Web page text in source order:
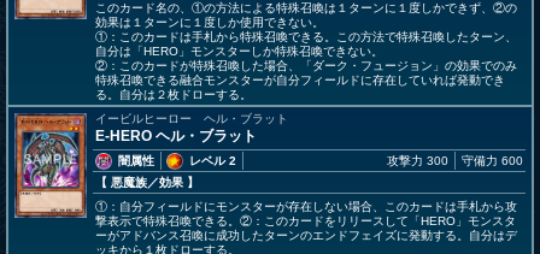
このカード名の、①の方法による特殊召喚は１ターンに１度しかできず、②の
効果は１ターンに１度しか使用できない。
①：このカードは手札から特殊召喚できる。この方法で特殊召喚したターン、
自分は「HERO」モンスターしか特殊召喚できない。
②：このカードが特殊召喚した場合、「ダーク・フュージョン」の効果でのみ
特殊召喚できる融合モンスターが自分フィールドに存在していれば発動でき
る。自分は２枚ドローする。
イービルヒーロー ヘル・ブラット
E-HERO ヘル・ブラット
闇属性
レベル 2
【 悪魔族／効果 】
攻撃力 300 守備力 600
①：自分フィールドにモンスターが存在しない場合、このカードは手札から攻
撃表示で特殊召喚できる。②：このカードをリリースして「HERO」モンスタ
ーがアドバンス召喚に成功したターンのエンドフェイズに発動する。自分はデ
ッキから１枚ドローする。